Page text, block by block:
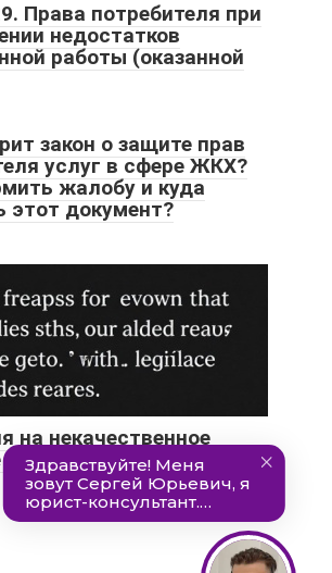
Права потребителя при
недостатков
работы (оказанной
закон о защите прав
услуг в сфере ЖКХ?
жалобу и куда
этот документ?
на некачественное
охраны образец